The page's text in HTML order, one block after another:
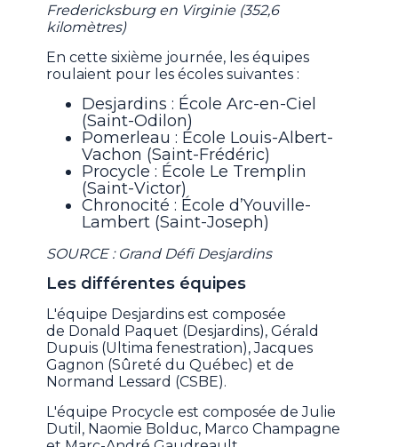
Fredericksburg en Virginie (352,6
kilomètres)
En cette sixième journée, les équipes
roulaient pour les écoles suivantes :
Desjardins : École Arc-en-Ciel
(Saint-Odilon)
Pomerleau : École Louis-Albert-
Vachon (Saint-Frédéric)
Procycle : École Le Tremplin
(Saint-Victor)
Chronocité : École d’Youville-
Lambert (Saint-Joseph)
SOURCE : Grand Défi Desjardins
Les différentes équipes
L'équipe Desjardins est composée
de Donald Paquet (Desjardins), Gérald
Dupuis (Ultima fenestration), Jacques
Gagnon (Sûreté du Québec) et de
Normand Lessard (CSBE).
L'équipe Procycle est composée de Julie
Dutil, Naomie Bolduc, Marco Champagne